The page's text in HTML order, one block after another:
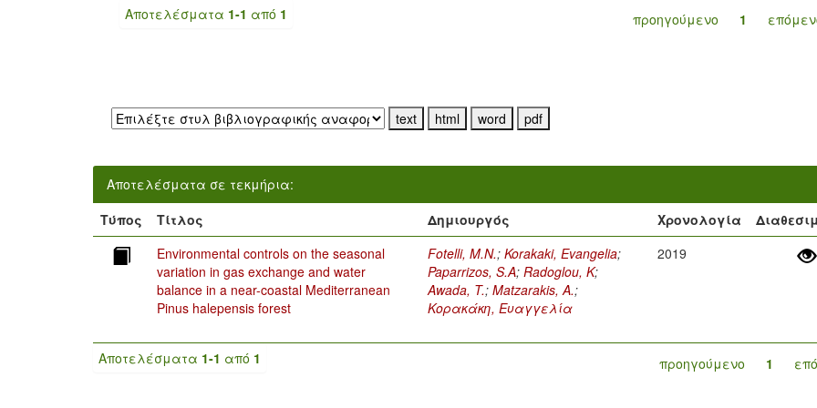
Αποτελέσματα 1-1 από 1 προηγούμενο 1
Αποτελέσματα σε τεκμήρια:
Τύπος
Τίτλος Δημιουργός Χρονολογία
Environmental controls on the seasonal
variation in gas exchange and water
balance in a near-coastal Mediterranean
Pinus halepensis forest
Fotelli, M.N.;Korakaki, Evangelia;
Paparrizos, S.A;Radoglou, K;
Awada, T.;Matzarakis, A.;
Κορακάκη, Ευαγγελία
2019
Αποτελέσματα 1-1 από 1 προηγούμενο 1